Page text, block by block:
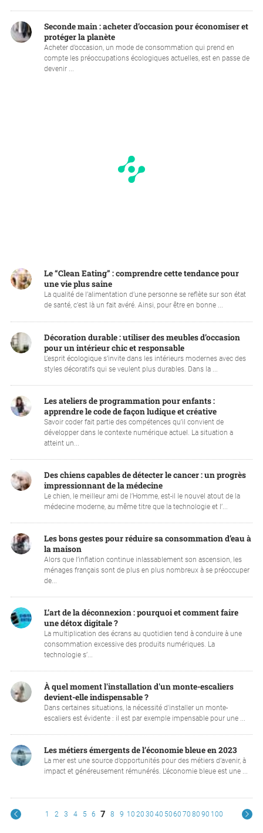
Seconde main : acheter d’occasion pour économiser et
protéger la planète
Acheter d’occasion, un mode de consommation qui prend en
compte les préoccupations écologiques actuelles, est en passe de
devenir ...
Le “Clean Eating” : comprendre cette tendance pour
une vie plus saine
La qualité de l’alimentation d’une personne se reflète sur son état
de santé, c’est là un fait avéré. Ainsi, pour être en bonne ...
Décoration durable : utiliser des meubles d’occasion
pour un intérieur chic et responsable
L’esprit écologique s’invite dans les intérieurs modernes avec des
styles décoratifs qui se veulent plus durables. Dans la ...
Les ateliers de programmation pour enfants :
apprendre le code de façon ludique et créative
Savoir coder fait partie des compétences qu’il convient de
développer dans le contexte numérique actuel. La situation a
atteint un...
Des chiens capables de détecter le cancer : un progrès
impressionnant de la médecine
Le chien, le meilleur ami de l’Homme, est-il le nouvel atout de la
médecine moderne, au même titre que la technologie et l’...
Les bons gestes pour réduire sa consommation d’eau à
la maison
Alors que l’inflation continue inlassablement son ascension, les
ménages français sont de plus en plus nombreux à se préoccuper
de...
L’art de la déconnexion : pourquoi et comment faire
une détox digitale ?
La multiplication des écrans au quotidien tend à conduire à une
consommation excessive des produits numériques. La
technologie s’...
À quel moment l'installation d'un monte-escaliers
devient-elle indispensable ?
Dans certaines situations, la nécessité d'installer un monte-
escaliers est évidente : il est par exemple impensable pour une ...
Les métiers émergents de l’économie bleue en 2023
La mer est une source d’opportunités pour des métiers d’avenir, à
impact et généreusement rémunérés. L’économie bleue est une ...
1 2 3 4 5 6 7 8 9 10 20 30 40 5060 70 80 90 100